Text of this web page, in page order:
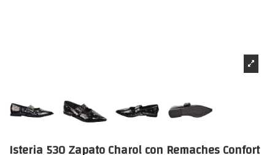
Isteria 530 Zapato Charol con Remaches Confort